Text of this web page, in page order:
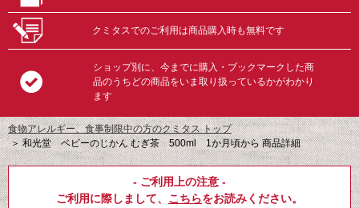
クミタスでのご利用は商品購入時も無料です
ショップ別に、今までに購入・ブックマークした商
品のうちどの商品をいま取り扱っているかがわかり
ます
食物アレルギー、食事制限中の方のクミタス トップ
＞和光堂 ベビーのじかん むぎ茶 500ml 1か月頃から 商品詳細
- ご利用上の注意 -
ご利用に際しまして、 こちらをお読みください。